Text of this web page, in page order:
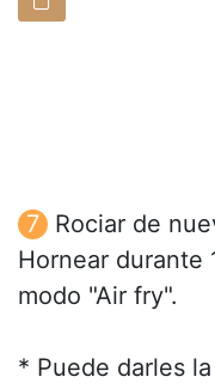
Rociar de
Hornear durante
modo "Air fry".
* Puede darles